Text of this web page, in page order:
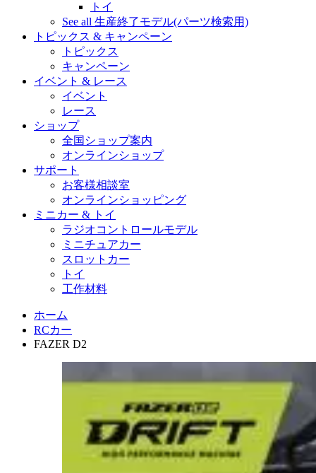
トイ
See all 生産終了モデル(パーツ検索用)
トピックス & キャンペーン
トピックス
キャンペーン
イベント & レース
イベント
レース
ショップ
全国ショップ案内
オンラインショップ
サポート
お客様相談室
オンラインショッピング
ミニカー & トイ
ラジオコントロールモデル
ミニチュアカー
スロットカー
トイ
工作材料
ホーム
RCカー
FAZER D2